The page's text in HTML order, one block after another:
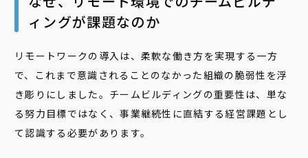
ィングが課題なのか
リモートワークの導入は、柔軟な働き方を実現する一方
で、これまで意識されることのなかった組織の脆弱性を浮
き彫りにしました。チームビルディングの重要性は、単な
る努力目標ではなく、事業継続性に直結する経営課題とし
て認識する必要があります。